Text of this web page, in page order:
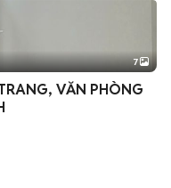
+2
7
VĂN PHÒNG